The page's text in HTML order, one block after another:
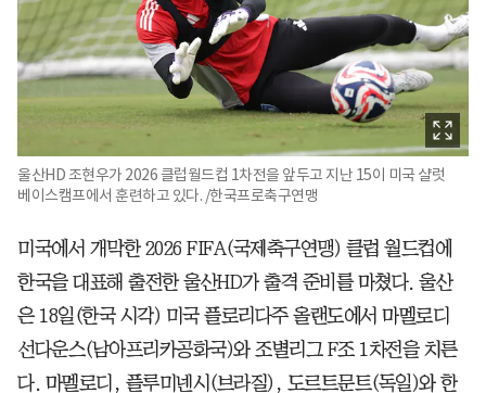
울산HD 조현우가 2026 클럽월드컵 1차전을 앞두고 지난 15이 미국 샬럿
베이스캠프에서 훈련하고 있다. /한국프로축구연맹
미국에서 개막한 2026 FIFA(국제축구연맹) 클럽 월드컵에
한국을 대표해 출전한 울산HD가 출격 준비를 마쳤다. 울산
은 18일(한국 시각) 미국 플로리다주 올랜도에서 마멜로디
선다운스(남아프리카공화국)와 조별리그 F조 1차전을 치른
다. 마멜로디, 플루미넨시(브라질), 도르트문트(독일)와 한